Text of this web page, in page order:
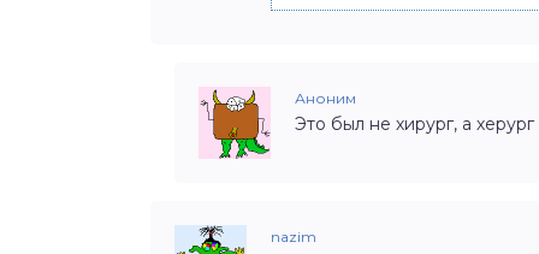
Аноним
Это был не хирург, а херург
nazim